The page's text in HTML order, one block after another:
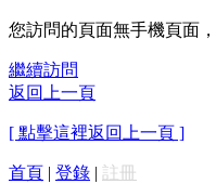
您訪問的頁面無手機頁面
繼續訪問
返回上一頁
[ 點擊這裡返回上一頁 ]
首頁 | 登錄 | 註冊